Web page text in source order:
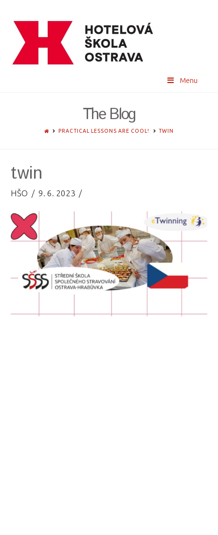
Menu
The Blog
HOMEPRACTICAL LESSONS ARE COOL! TWIN
twin
HŠO 9. 6. 2023